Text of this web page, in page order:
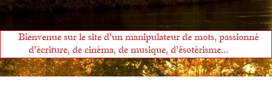
Bienvenue sur le site d'un manipulateur de mots, passionné
d'écriture, de cinéma, de musique, d'ésotérisme...